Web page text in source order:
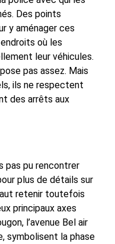
Des points
y aménager ces
où les
leur véhicules.
pas assez. Mais
ils ne respectent
des arrêts aux
pas pu rencontrer
plus de détails sur
retenir toutefois
principaux axes
l’avenue Bel air
symbolisent la phase